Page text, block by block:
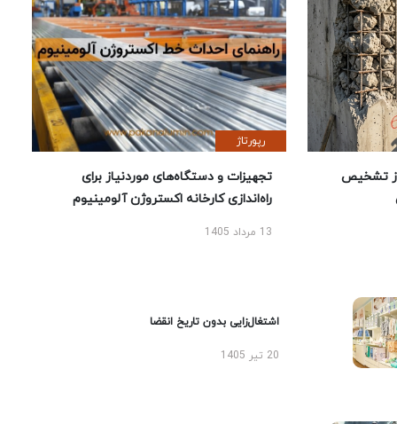
تشخیص
رپورتاژ
تجهیزات و دستگاه‌های موردنیاز برای
راه‌اندازی کارخانه اکستروژن آلومینیوم
13 مرداد 1405
اشتغال‌زایی بدون تاریخ انقضا
20 تیر 1405